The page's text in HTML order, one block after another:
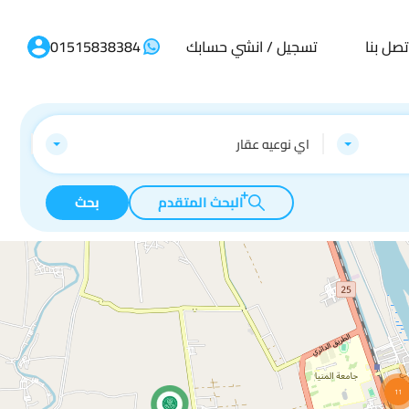
بنا تسجيل / انشي حسابك 01515838384
اي نوعيه عقار
البحث المتقدم بحث
11